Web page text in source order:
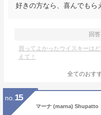
好きの方なら、喜んでもら
回
買ってよかったウイスキーは
えて！
全てのおす
no. 15